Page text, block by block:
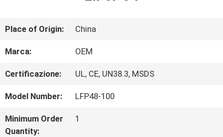
DI
NOI
ALLA
FABBRICA
Place of Origin: China
Marca: OEM
Certificazione: UL, CE, UN38.3, MSDS
Model Number: LFP48-100
Minimum Order
Quantity:
1